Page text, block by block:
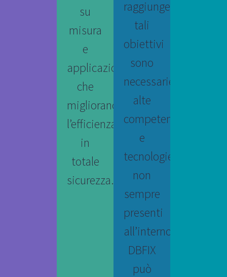
su
misura
e
applicazioni
che
migliorano
l’efficienza,
in
totale
sicurezza.
raggiungere
tali
obiettivi
sono
necessarie
alte
competenze
e
tecnologie
non
sempre
presenti
all’interno.
DBFIX
può